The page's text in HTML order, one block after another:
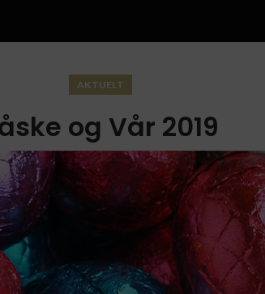
AKTUELT
og Vår 2019